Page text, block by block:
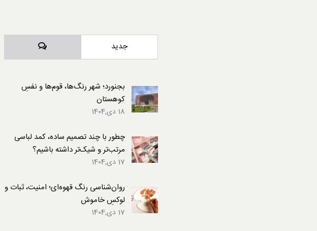
جدید دیدگاه‌ها
بجنورد؛ شهر رنگ‌ها، قوم‌ها و نفسِ
کوهستان
18 دی,1404
چطور با چند تصمیم ساده، کمد لباسی
مرتب‌تر و شیک‌تر داشته باشیم؟
17 دی,1404
روان‌شناسی رنگ قهوه‌ای؛ امنیت، ثبات و
لوکسِ خاموش
17 دی,1404